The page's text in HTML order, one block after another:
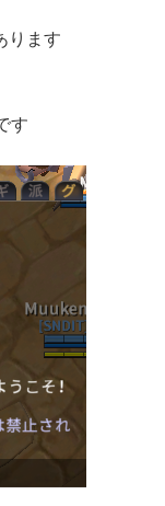
ります
す